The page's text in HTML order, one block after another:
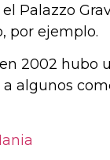
Palazzo
por ejemplo.
2002 hubo
algunos